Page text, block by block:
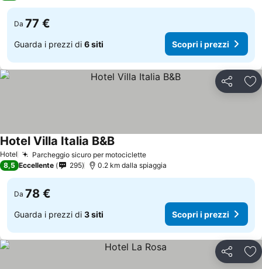
Da 77 €
Guarda i prezzi di 6 siti Scopri i prezzi
Condividi
Hotel Parcheggio sicuro per motociclette
Hotel Villa Italia B&B
8,5 Eccellente 295 0.2 km dalla spiaggia
Da 78 €
Guarda i prezzi di 3 siti Scopri i prezzi
Condividi